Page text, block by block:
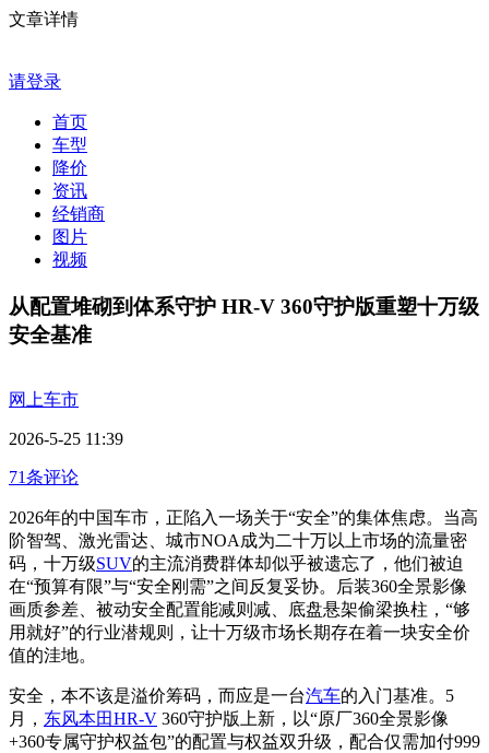
文章详情
请登录
首页
车型
降价
资讯
经销商
图片
视频
从配置堆砌到体系守护 HR-V 360守护版重塑十万级
安全基准
网上车市
2026-5-25 11:39
71条评论
2026年的中国车市，正陷入一场关于“安全”的集体焦虑。当高
阶智驾、激光雷达、城市NOA成为二十万以上市场的流量密
码，十万级SUV的主流消费群体却似乎被遗忘了，他们被迫
在“预算有限”与“安全刚需”之间反复妥协。后装360全景影像
画质参差、被动安全配置能减则减、底盘悬架偷梁换柱，“够
用就好”的行业潜规则，让十万级市场长期存在着一块安全价
值的洼地。
安全，本不该是溢价筹码，而应是一台汽车的入门基准。5
月， 东风本田HR-V 360守护版上新，以“原厂360全景影像
+360专属守护权益包”的配置与权益双升级，配合仅需加付999